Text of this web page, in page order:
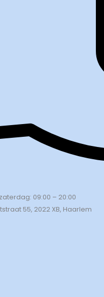
09:00 – 20:00
55, 2022 XB, Haarlem